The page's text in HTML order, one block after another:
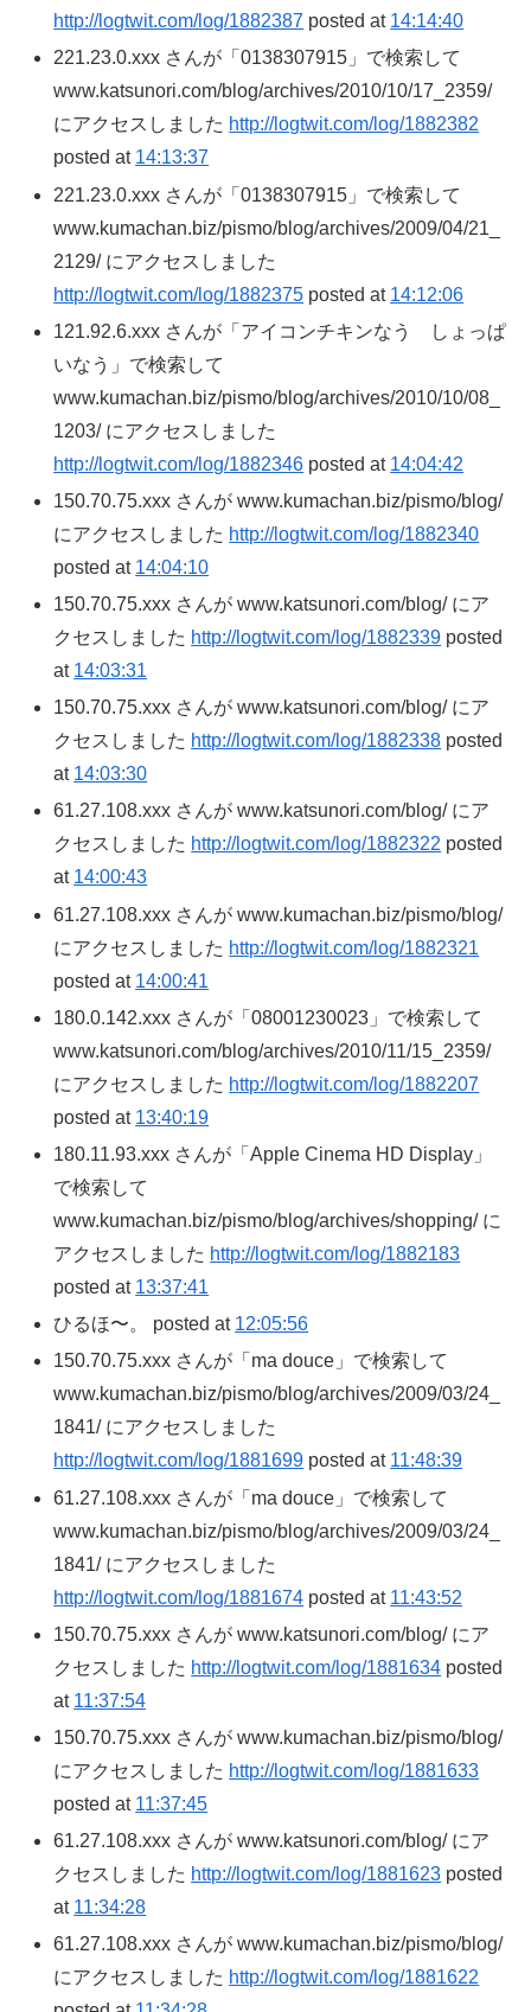
http://logtwit.com/log/1882387 posted at 14:14:40
221.23.0.xxx さんが「0138307915」で検索して
www.katsunori.com/blog/archives/2010/10/17_2359/
にアクセスしました http://logtwit.com/log/1882382
posted at 14:13:37
221.23.0.xxx さんが「0138307915」で検索して
www.kumachan.biz/pismo/blog/archives/2009/04/21_
2129/ にアクセスしました
http://logtwit.com/log/1882375 posted at 14:12:06
121.92.6.xxx さんが「アイコンチキンなう しょっぱ
いなう」で検索して
www.kumachan.biz/pismo/blog/archives/2010/10/08_
1203/ にアクセスしました
http://logtwit.com/log/1882346 posted at 14:04:42
150.70.75.xxx さんが www.kumachan.biz/pismo/blog/
にアクセスしました http://logtwit.com/log/1882340
posted at 14:04:10
150.70.75.xxx さんが www.katsunori.com/blog/ にア
クセスしました http://logtwit.com/log/1882339 posted
at 14:03:31
150.70.75.xxx さんが www.katsunori.com/blog/ にア
クセスしました http://logtwit.com/log/1882338 posted
at 14:03:30
61.27.108.xxx さんが www.katsunori.com/blog/ にア
クセスしました http://logtwit.com/log/1882322 posted
at 14:00:43
61.27.108.xxx さんが www.kumachan.biz/pismo/blog/
にアクセスしました http://logtwit.com/log/1882321
posted at 14:00:41
180.0.142.xxx さんが「08001230023」で検索して
www.katsunori.com/blog/archives/2010/11/15_2359/
にアクセスしました http://logtwit.com/log/1882207
posted at 13:40:19
180.11.93.xxx さんが「Apple Cinema HD Display」
で検索して
www.kumachan.biz/pismo/blog/archives/shopping/ に
アクセスしました http://logtwit.com/log/1882183
posted at 13:37:41
ひるほ〜。 posted at 12:05:56
150.70.75.xxx さんが「ma douce」で検索して
www.kumachan.biz/pismo/blog/archives/2009/03/24_
1841/ にアクセスしました
http://logtwit.com/log/1881699 posted at 11:48:39
61.27.108.xxx さんが「ma douce」で検索して
www.kumachan.biz/pismo/blog/archives/2009/03/24_
1841/ にアクセスしました
http://logtwit.com/log/1881674 posted at 11:43:52
150.70.75.xxx さんが www.katsunori.com/blog/ にア
クセスしました http://logtwit.com/log/1881634 posted
at 11:37:54
150.70.75.xxx さんが www.kumachan.biz/pismo/blog/
にアクセスしました http://logtwit.com/log/1881633
posted at 11:37:45
61.27.108.xxx さんが www.katsunori.com/blog/ にア
クセスしました http://logtwit.com/log/1881623 posted
at 11:34:28
61.27.108.xxx さんが www.kumachan.biz/pismo/blog/
にアクセスしました http://logtwit.com/log/1881622